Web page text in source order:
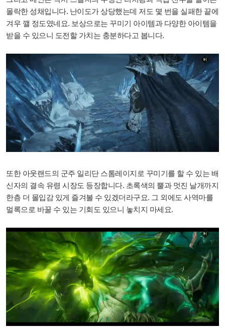
몰락한 성채입니다. 난이도가 상당했는데 저도 몇 번을 실패한 끝에
겨우 깰 정도였네요. 보상으로는 꾸미기 아이템과 다양한 아이템을
받을 수 있으니 도전할 가치는 충분하다고 봅니다.
또한 아웃랜드의 군주 일리단 스톰레이지로 꾸미기를 할 수 있는 배
신자의 결속 유령 시장도 등장합니다. 초록색의 뿔과 멋진 날개까지
한층 더 몰입감 있게 즐겨볼 수 있겠더라구요. 그 외에도 사역마를
멀록으로 바꿀 수 있는 기회도 있으니 놓치지 마세요.